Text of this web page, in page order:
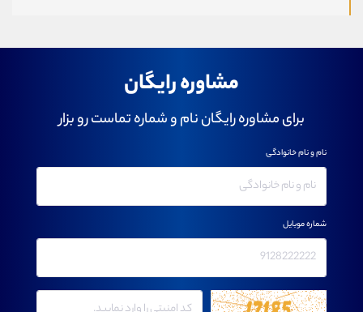
مشاوره رایگان
برای مشاوره رایگان نام و شماره تماست رو بزار
نام و نام خانوادگی
شماره موبایل